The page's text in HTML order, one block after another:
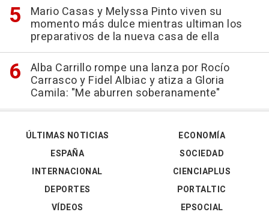
Mario Casas y Melyssa Pinto viven su
momento más dulce mientras ultiman los
preparativos de la nueva casa de ella
Alba Carrillo rompe una lanza por Rocío
Carrasco y Fidel Albiac y atiza a Gloria
Camila: "Me aburren soberanamente"
ÚLTIMAS NOTICIAS
ESPAÑA
INTERNACIONAL
DEPORTES
VÍDEOS
ECONOMÍA
SOCIEDAD
CIENCIAPLUS
PORTALTIC
EPSOCIAL